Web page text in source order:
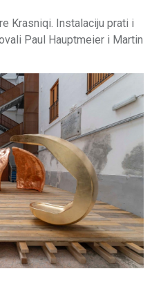
Krasniqi. Instalaciju prati i
Paul Hauptmeier i Martin